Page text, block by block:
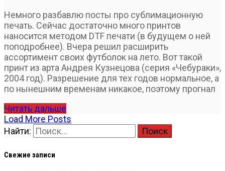
Немного разбавлю посты про сублимационную
печать. Сейчас достаточно много принтов
наносится методом DTF печати (в будущем о ней
поподробнее). Вчера решил расширить
ассортимент своих футболок на лето. Вот такой
принт из арта Андрея Кузнецова (серия «Чебураки»,
2004 год). Разрешение для тех годов нормальное, а
по нынешним временам никакое, поэтому прогнал
Читать дальше
Load More Posts
Найти:
Свежие записи